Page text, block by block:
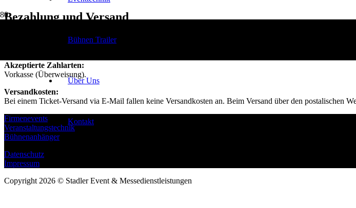
Bühnen Trailer
Über Uns
Kontakt
Bezahlung und Versand
Mögliche Versand-Arten:
Akzeptierte Zahlarten:
Vorkasse (Überweisung).
Versandkosten:
Bei einem Ticket-Versand via E-Mail fallen keine Versandkosten an. Beim Versand über den postalischen
Firmenevents
Veranstaltungstechnik
Bühnenanhänger
Datenschutz
Impressum
Copyright 2026 © Stadler Event & Messedienstleistungen